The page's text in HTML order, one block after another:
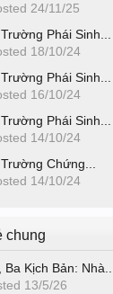
24/11/25
Phái Sinh...
18/10/24
Phái Sinh...
16/10/24
Phái Sinh...
14/10/24
Chứng...
14/10/24
chung
Kịch Bản: Nhà...
13/5/26